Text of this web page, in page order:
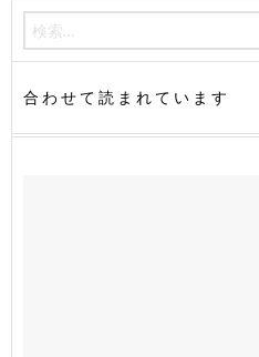
合わせて読まれています